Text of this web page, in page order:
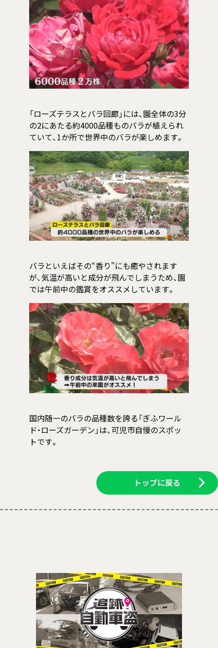
「ローズテラスとバラ回廊」には、園全体の3分
の2にあたる約4000品種ものバラが植えられ
ていて、1か所で世界中のバラが楽しめます。
バラといえばその“香り”にも癒やされます
が、気温が高いと成分が飛んでしまうため、園
では午前中の鑑賞をオススメしています。
国内随一のバラの品種数を誇る「ぎふワール
ド・ローズガーデン」は、可児市自慢のスポッ
トです。
トップに戻る